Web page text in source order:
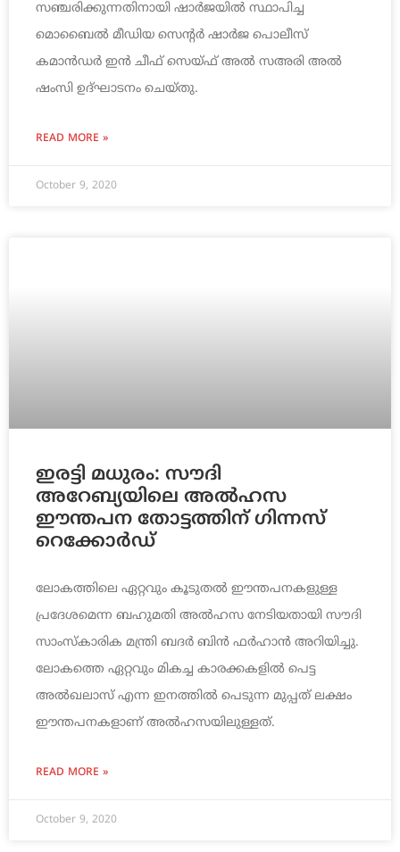
സഞ്ചരിക്കുന്നതിനായി ഷാര്‍ജയില്‍ സ്ഥാപിച്ച
മൊബൈല്‍ മീഡിയ സെന്റര്‍ ഷാര്‍ജ പൊലീസ്
കമാന്‍ഡര്‍ ഇന്‍ ചീഫ് സെയ്ഫ് അല്‍ സഅരി അല്‍
ഷംസി ഉദ്ഘാടനം ചെയ്തു.
READ MORE »
October 9, 2020
ഇരട്ടി മധുരം: സൗദി
അറേബ്യയിലെ അല്‍ഹസ
ഈന്തപന തോട്ടത്തിന് ഗിന്നസ്
റെക്കോര്‍ഡ്
ലോകത്തിലെ ഏറ്റവും കൂടുതല്‍ ഈന്തപനകളുള്ള
പ്രദേശമെന്ന ബഹുമതി അല്‍ഹസ നേടിയതായി സൗദി
സാംസ്‌കാരിക മന്ത്രി ബദര്‍ ബിന്‍ ഫര്‍ഹാന്‍ അറിയിച്ചു.
ലോകത്തെ ഏറ്റവും മികച്ച കാരക്കകളില്‍ പെട്ട
അല്‍ഖലാസ് എന്ന ഇനത്തില്‍ പെടുന്ന മുപ്പത് ലക്ഷം
ഈന്തപനകളാണ് അല്‍ഹസയിലുള്ളത്.
READ MORE »
October 9, 2020